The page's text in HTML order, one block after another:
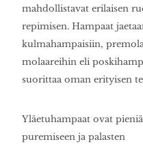
mahdollistavat erilaisen
repimisen. Hampaat
kulmahampaisiin,
molaareihin eli
suorittaa oman erityisen
Yläetuhampaat ovat
puremiseen ja palasten